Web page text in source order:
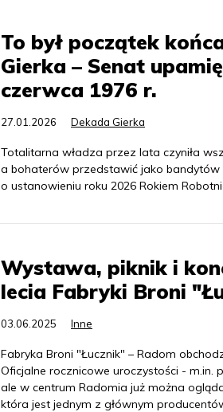
To był początek
Gierka – Senat
czerwca 1976 r.
27.01.2026 Dekada Gierka
Totalitarna władza przez lata czyniła
a bohaterów przedstawić jako bandytów
o ustanowieniu roku 2026 Rokiem
Wystawa, piknik i
lecia Fabryki Broni
03.06.2025 Inne
Fabryka Broni "Łucznik" – Radom
Oficjalne rocznicowe uroczystości - m.in.
ale w centrum Radomia już można
która jest jednym z głównym